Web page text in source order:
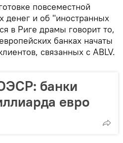
повсеместной
денег и об "иностранных
в Риге драмы говорит то,
банках начаты
связанных с ABLV.
банки
евро